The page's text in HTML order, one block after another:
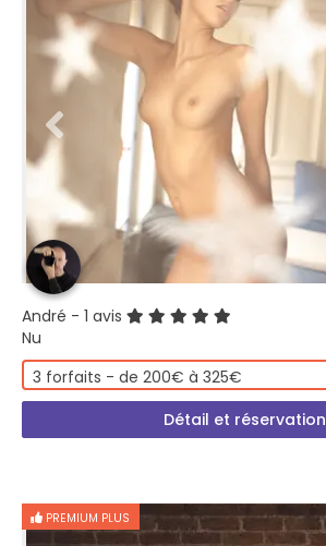
André - 1 avis
Nu
3 forfaits - de 200€ à 325€
Détail et réservation
PREMIUM PLUS